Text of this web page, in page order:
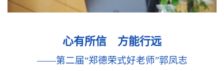
心有所信 方能行远
——第二届“郑德荣式好老师”郭凤志